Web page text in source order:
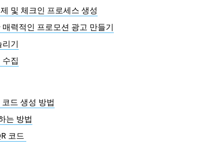
및 체크인 프로세스 생성
력적인 프로모션 광고 만들기
기
집
드 생성 방법
는 방법
코드